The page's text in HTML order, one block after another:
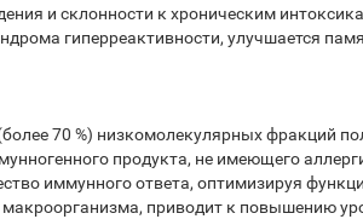
и склонности к хроническим
гиперреактивности, улучшается
70 %) низкомолекулярных фракций
продукта, не имеющего
иммунного ответа, оптимизируя
приводит к повышению